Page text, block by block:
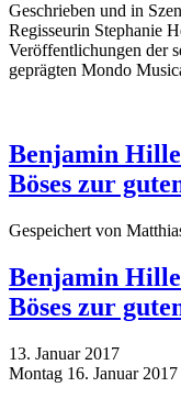
Geschrieben und in
Regisseurin Stephanie
Veröffentlichungen der
geprägten Mondo
Benjamin
Böses zur
Gespeichert von
Benjamin
Böses zur
13. Januar 2017
Montag 16. Januar